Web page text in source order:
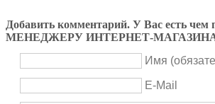
Добавить комментарий. У Вас есть
МЕНЕДЖЕРУ ИНТЕРНЕТ-
Имя
E-Mail